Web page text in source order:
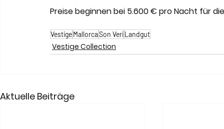
Preise beginnen bei 5.600 € pro Nacht für
VestigeMallorcaSon VeriLandgut
Vestige Collection
Aktuelle Beiträge